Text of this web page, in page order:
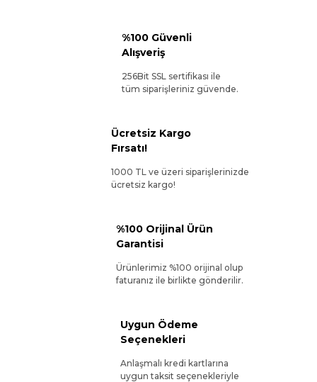
%100 Güvenli
Alışveriş
256Bit SSL sertifikası ile
tüm siparişleriniz güvende.
Ücretsiz Kargo
Fırsatı!
1000 TL ve üzeri siparişlerinizde
ücretsiz kargo!
%100 Orijinal Ürün
Garantisi
Ürünlerimiz %100 orijinal olup
faturanız ile birlikte gönderilir.
Uygun Ödeme
Seçenekleri
Anlaşmalı kredi kartlarına
uygun taksit seçenekleriyle